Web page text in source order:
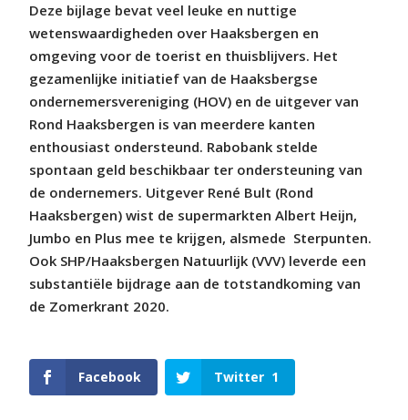
Deze bijlage bevat veel leuke en nuttige
wetenswaardigheden over Haaksbergen en
omgeving voor de toerist en thuisblijvers. Het
gezamenlijke initiatief van de Haaksbergse
ondernemersvereniging (HOV) en de uitgever van
Rond Haaksbergen is van meerdere kanten
enthousiast ondersteund. Rabobank stelde
spontaan geld beschikbaar ter ondersteuning van
de ondernemers. Uitgever René Bult (Rond
Haaksbergen) wist de supermarkten Albert Heijn,
Jumbo en Plus mee te krijgen, alsmede Sterpunten.
Ook SHP/Haaksbergen Natuurlijk (VVV) leverde een
substantiële bijdrage aan de totstandkoming van
de Zomerkrant 2020.
Facebook Twitter 1